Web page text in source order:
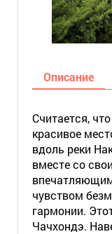
Описание
Считается,
красивое
вдоль реки
вместе со
чувством
гармонии.
Чачхондэ.